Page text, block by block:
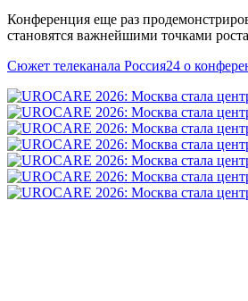
Конференция еще раз
становятся важнейшими точками
Сюжет телеканала Россия24 о